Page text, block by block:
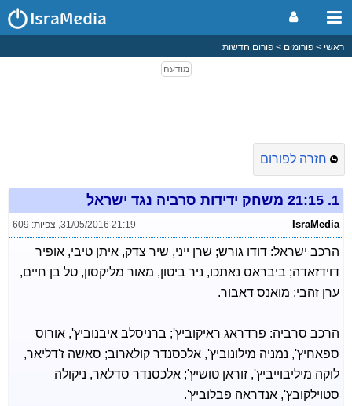
ראשי פורומים פורום חדשות
חזרה לפורום
1.
IsraMedia
31/05/2016 21:19
, צפיות: 609
הרכב ישראל: דודו גורש; שרן ייני, שיר צדק, איתן טיבי, אופיר
דוידזאדה; ביבראס נאתכו, ניר ביטון, מאור מליקסון, טל בן חיים,
ערן זהבי; מואנס דאבור.
הרכב סרביה: פרדראג ראיקוביץ'; ברניסלב איבנוביץ', אורוס
ספאחיץ', נמניה מילונוביץ', אלכסנדר קולארוב; סאשה ז'דליאר,
לוקה מיליבוייביץ', זוראן טושיץ'; אלכסנדר סדלאר, ניקולה
סטוילקובץ', אנדראה פבלוביץ'.